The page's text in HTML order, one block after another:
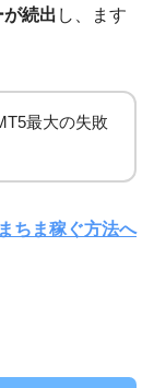
続出 し、ます
最大の失敗
ちま稼ぐ方法へ